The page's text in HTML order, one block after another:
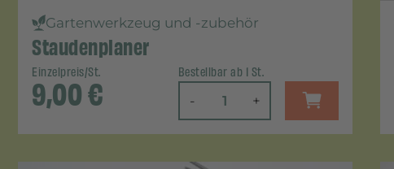
Gartenwerkzeug und -zubehör
Staudenplaner
Einzelpreis/St.
9,00€
Bestellbar ab 1 St.
- +